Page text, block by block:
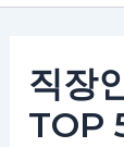
직장
TOP